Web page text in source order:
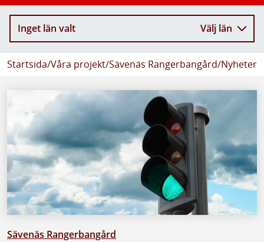
Inget län valt Välj län
Startsida/Våra projekt/Sävenäs Rangerbangård/Nyheter
Sävenäs Rangerbangård